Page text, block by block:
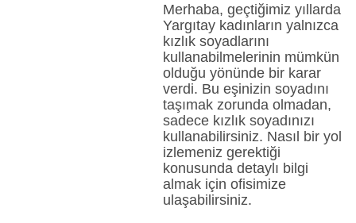
Merhaba, geçtiğimiz yıllarda
Yargıtay kadınların yalnızca
kızlık soyadlarını
kullanabilmelerinin mümkün
olduğu yönünde bir karar
verdi. Bu eşinizin soyadını
taşımak zorunda olmadan,
sadece kızlık soyadınızı
kullanabilirsiniz. Nasıl bir yol
izlemeniz gerektiği
konusunda detaylı bilgi
almak için ofisimize
ulaşabilirsiniz.